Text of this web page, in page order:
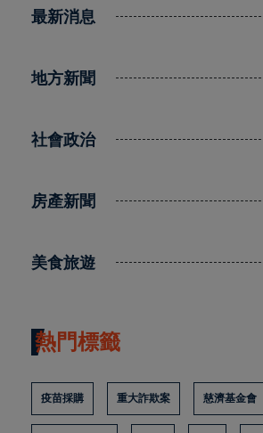
最新消息
地方新聞
社會政治
房產新聞
美食旅遊
熱門標籤
疫苗採購 重大詐欺案 慈濟基金會